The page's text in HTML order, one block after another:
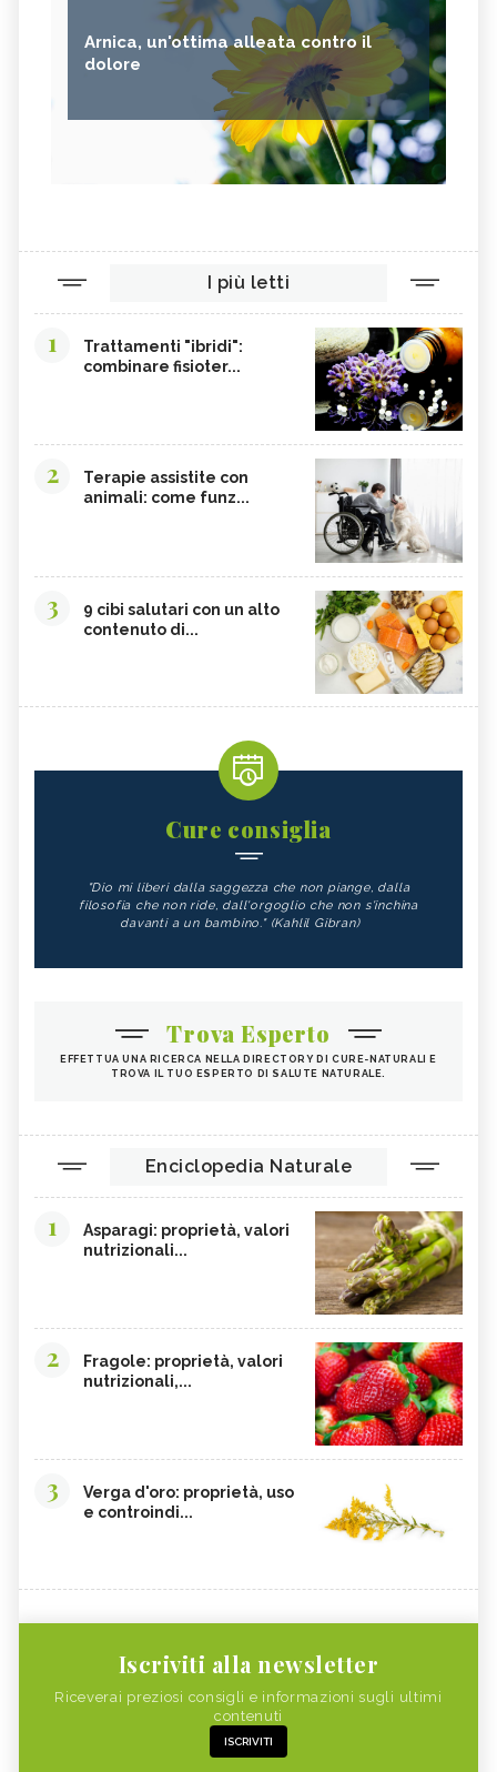
Arnica, un'ottima alleata contro il
dolore
I più letti
1
Trattamenti "ibridi":
combinare fisioter...
2
Terapie assistite con
animali: come funz...
3
9 cibi salutari con un alto
contenuto di...
Cure consiglia
"Dio mi liberi dalla saggezza che non piange, dalla
filosofia che non ride, dall'orgoglio che non s'inchina
davanti a un bambino." (Kahlil Gibran)
Trova Esperto
EFFETTUA UNA RICERCA NELLA DIRECTORY DI CURE-NATURALI E
TROVA IL TUO ESPERTO DI SALUTE NATURALE.
Enciclopedia Naturale
1
Asparagi: proprietà, valori
nutrizionali...
2
Fragole: proprietà, valori
nutrizionali,...
3
Verga d'oro: proprietà, uso
e controindi...
Iscriviti alla newsletter
Riceverai preziosi consigli e informazioni sugli ultimi
contenuti
ISCRIVITI